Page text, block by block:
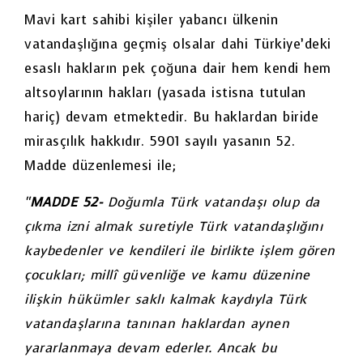
Mavi kart sahibi kişiler yabancı ülkenin
vatandaşlığına geçmiş olsalar dahi Türkiye’deki
esaslı hakların pek çoğuna dair hem kendi hem
altsoylarının hakları (yasada istisna tutulan
hariç) devam etmektedir. Bu haklardan biride
mirasçılık hakkıdır. 5901 sayılı yasanın 52.
Madde düzenlemesi ile;
“MADDE 52- Doğumla Türk vatandaşı olup da
çıkma izni almak suretiyle Türk vatandaşlığını
kaybedenler ve kendileri ile birlikte işlem gören
çocukları; millî güvenliğe ve kamu düzenine
ilişkin hükümler saklı kalmak kaydıyla Türk
vatandaşlarına tanınan haklardan aynen
yararlanmaya devam ederler. Ancak bu